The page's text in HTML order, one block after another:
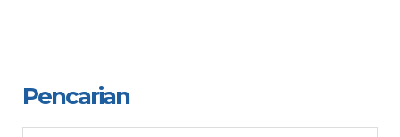
Pencarian